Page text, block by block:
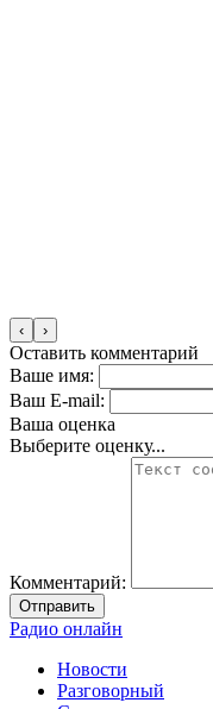
‹ ›
Оставить комментарий
Ваше имя:
Ваш E-mail:
Ваша оценка
Выберите оценку...
Комментарий:
Отправить
Радио онлайн
Новости
Разговорный